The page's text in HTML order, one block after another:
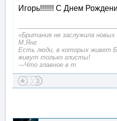
Игорь!!!!!!! С Днем
«Британия не заслужила
М.Янг
Есть люди, в которых живет
живут только глисты!
---Что главное в т